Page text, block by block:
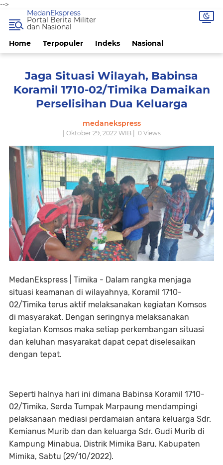
-->
Home Terpopuler Indeks Nasional
MedanEkspress
Portal Berita Militer
dan Nasional
Jaga Situasi Wilayah, Babinsa
Koramil 1710-02/Timika Damaikan
Perselisihan Dua Keluarga
medanekspress
| Oktober 29, 2022 WIB | 0Views
MedanEkspress | Timika - Dalam rangka menjaga
situasi keamanan di wilayahnya, Koramil 1710-
02/Timika terus aktif melaksanakan kegiatan Komsos
di masyarakat. Dengan seringnya melaksanakan
kegiatan Komsos maka setiap perkembangan situasi
dan keluhan masyarakat dapat cepat diselesaikan
dengan tepat.
Seperti halnya hari ini dimana Babinsa Koramil 1710-
02/Timika, Serda Tumpak Marpaung mendampingi
pelaksanaan mediasi perdamaian antara keluarga Sdr.
Kemianus Murib dan dan keluarga Sdr. Gudi Murib di
Kampung Minabua, Distrik Mimika Baru, Kabupaten
Mimika, Sabtu (29/10/2022).